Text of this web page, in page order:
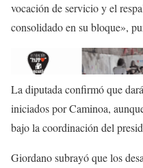
vocación de servicio y el
consolidado en su bloque»,
La diputada confirmó que
iniciados por Caminoa,
bajo la coordinación del
Giordano subrayó que los